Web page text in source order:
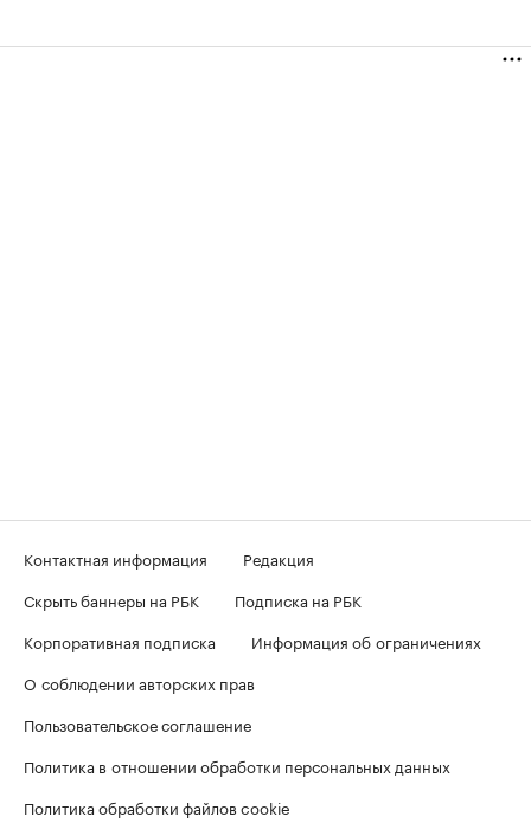
Контактная информация
Редакция
Скрыть баннеры на РБК
Подписка на РБК
Корпоративная подписка
Информация об ограничениях
О соблюдении авторских прав
Пользовательское соглашение
Политика в отношении обработки персональных данных
Политика обработки файлов cookie